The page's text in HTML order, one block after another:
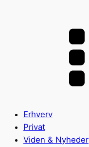
Erhverv
Privat
Viden & Nyheder